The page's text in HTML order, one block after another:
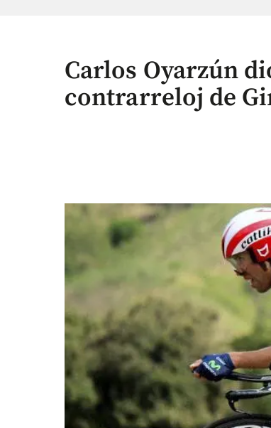
Carlos Oyarzún
contrarreloj de